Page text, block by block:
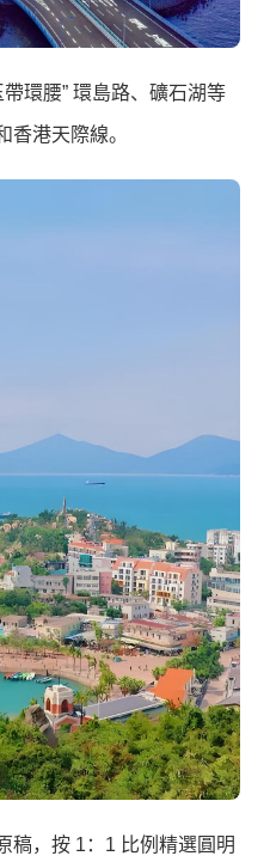
帶環腰” 環島路、礦石湖等
香港天際線。
稿，按 1：1 比例精選圓明